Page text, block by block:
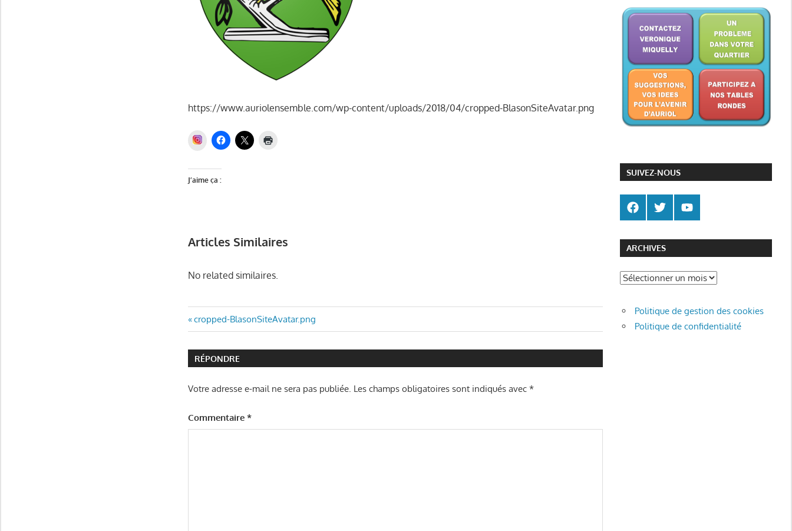
https://www.auriolensemble.com/wp-content/uploads/2018/04/cropped-BlasonSiteAvatar.png
INSTAGRAM
J’aime ça :
Articles Similaires
No related similaires.
Navigation
de
l’article
Article
précédent
:
cropped-BlasonSiteAvatar.png
RÉPONDRE
Votre adresse e-mail ne sera pas publiée. Les champs obligatoires sont indiqués avec*
Commentaire*
SUIVEZ-NOUS
ARCHIVES
Archives
Politique de gestion des cookies
Politique de confidentialité